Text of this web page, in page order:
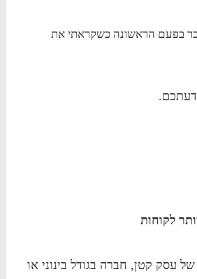
בפעם הראשונה כשקראתי את
לקוחות
עסק קטן, חברה בגודל בינוני או